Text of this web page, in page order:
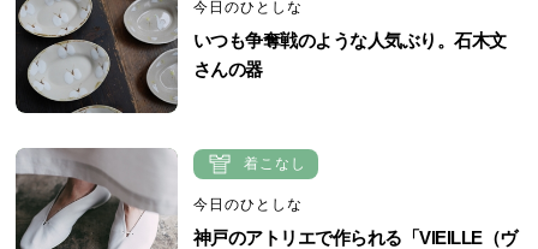
今日のひとしな
いつも争奪戦のような人気ぶり。石木文
さんの器
着こなし
今日のひとしな
神戸のアトリエで作られる「VIEILLE（ヴ